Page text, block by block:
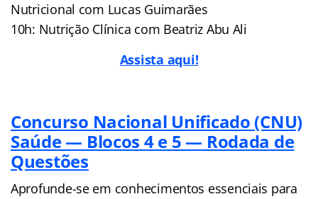
Nutricional com Lucas Guimarães
10h: Nutrição Clínica com Beatriz Abu Ali
Assista aqui!
Concurso Nacional Unificado (CNU)
Saúde — Blocos 4 e 5 — Rodada de
Questões
Aprofunde-se em conhecimentos essenciais para